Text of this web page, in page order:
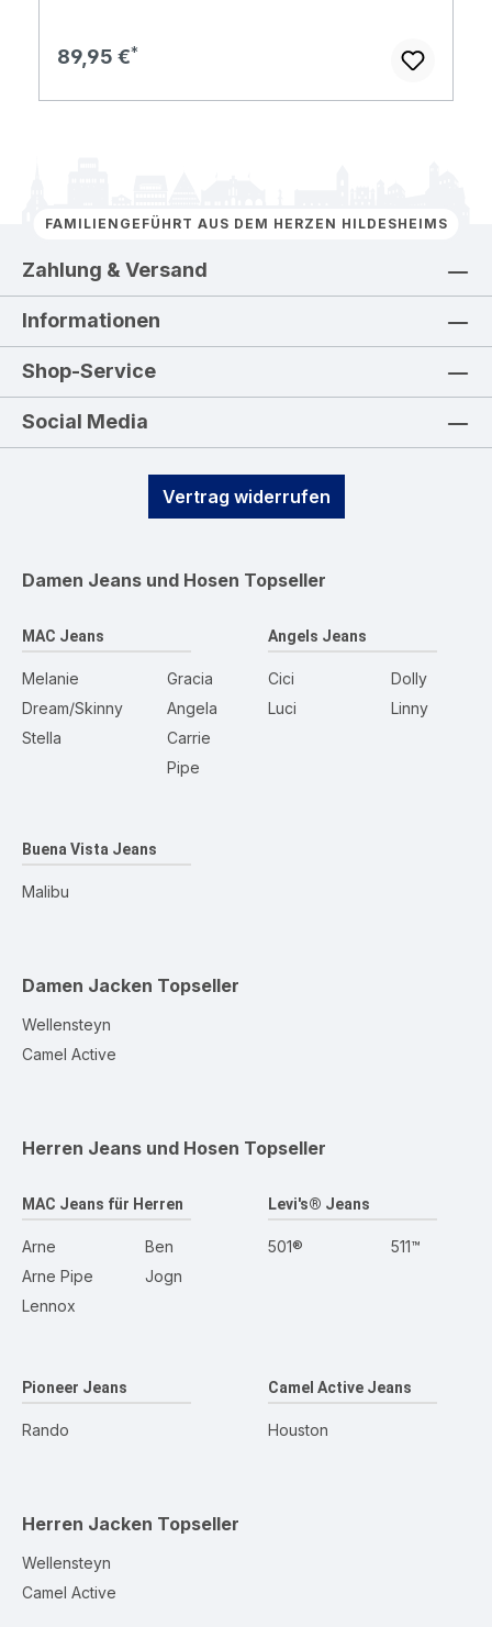
Regulärer Preis:
89,95 €
FAMILIENGEFÜHRT AUS DEM HERZEN HILDESHEIMS
Zahlung & Versand
Informationen
Shop-Service
Social Media
Vertrag widerrufen
Damen Jeans und Hosen Topseller
MAC Jeans
Melanie
Dream/Skinny
Stella
Gracia
Angela
Carrie
Pipe
Angels Jeans
Cici
Luci
Dolly
Linny
Buena Vista Jeans
Malibu
Damen Jacken Topseller
Wellensteyn
Camel Active
Herren Jeans und Hosen Topseller
MAC Jeans für Herren
Arne
Arne Pipe
Lennox
Ben
Jogn
Levi's® Jeans
501® 511™
Pioneer Jeans
Rando
Camel Active Jeans
Houston
Herren Jacken Topseller
Wellensteyn
Camel Active